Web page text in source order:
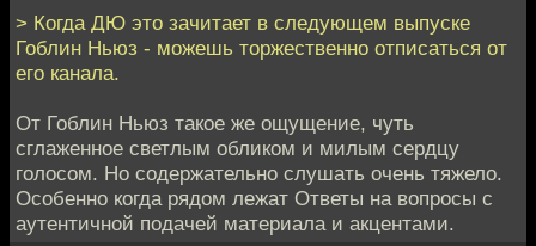
> Когда ДЮ это зачитает в следующем выпуске
Гоблин Ньюз - можешь торжественно отписаться от
его канала.
От Гоблин Ньюз такое же ощущение, чуть
сглаженное светлым обликом и милым сердцу
голосом. Но содержательно слушать очень тяжело.
Особенно когда рядом лежат Ответы на вопросы с
аутентичной подачей материала и акцентами.